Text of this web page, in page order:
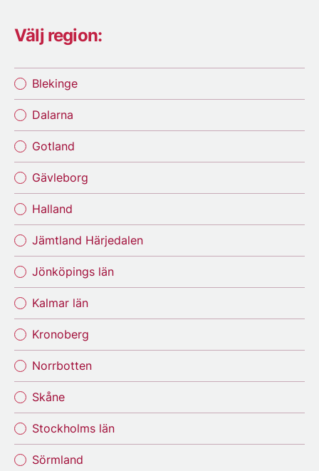
Välj region:
Blekinge
Dalarna
Gotland
Gävleborg
Halland
Jämtland Härjedalen
Jönköpings län
Kalmar län
Kronoberg
Norrbotten
Skåne
Stockholms län
Sörmland